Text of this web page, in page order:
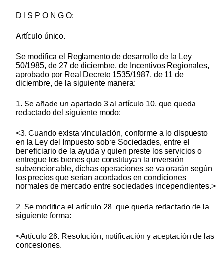
D I S P O N G O:
Artículo único.
Se modifica el Reglamento de desarrollo de la Ley
50/1985, de 27 de diciembre, de Incentivos Regionales,
aprobado por Real Decreto 1535/1987, de 11 de
diciembre, de la siguiente manera:
1. Se añade un apartado 3 al artículo 10, que queda
redactado del siguiente modo:
<3. Cuando exista vinculación, conforme a lo dispuesto
en la Ley del Impuesto sobre Sociedades, entre el
beneficiario de la ayuda y quien preste los servicios o
entregue los bienes que constituyan la inversión
subvencionable, dichas operaciones se valorarán según
los precios que serían acordados en condiciones
normales de mercado entre sociedades independientes.>
2. Se modifica el artículo 28, que queda redactado de la
siguiente forma:
<Artículo 28. Resolución, notificación y aceptación de las
concesiones.